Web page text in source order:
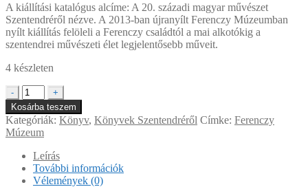
A kiállítási katalógus alcíme: A 20. századi magyar művészet
Szentendréről nézve. A 2013-ban újranyílt Ferenczy Múzeumban
nyílt kiállítás felöleli a Ferenczy családtól a mai alkotókig a
szentendrei művészeti élet legjelentősebb műveit.
4 készleten
-
A
felfedezett
Duna-
parti
kisváros
mennyiség
+
Kosárba teszem
Kategóriák: Könyv, Könyvek Szentendréről Címke: Ferenczy
Múzeum
Leírás
További információk
Vélemények (0)